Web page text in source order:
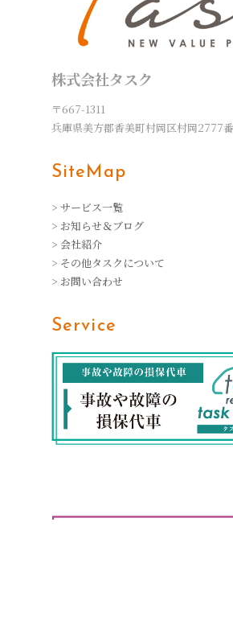
株式会社タスク
〒667-1311
兵庫県美方郡香美町村岡区村岡2777
SiteMap
> サービス一覧
> お知らせ＆ブログ
> 会社紹介
> その他タスクについて
> お問い合わせ
Service